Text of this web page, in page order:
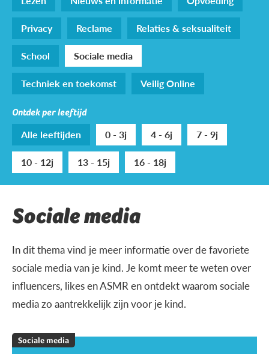
Privacy
Reclame
Relaties & seksualiteit
School
Sociale media
Techniek en toekomst
Veilig Online
Ontdek per leeftijd
Alle leeftijden 0 - 3j 4 - 6j
7 - 9j
10 - 12j
13 - 15j 16 - 18j
Sociale media
In dit thema vind je meer informatie over de favoriete
sociale media van je kind. Je komt meer te weten over
influencers, likes en ASMR en ontdekt waarom sociale
media zo aantrekkelijk zijn voor je kind.
Sociale media